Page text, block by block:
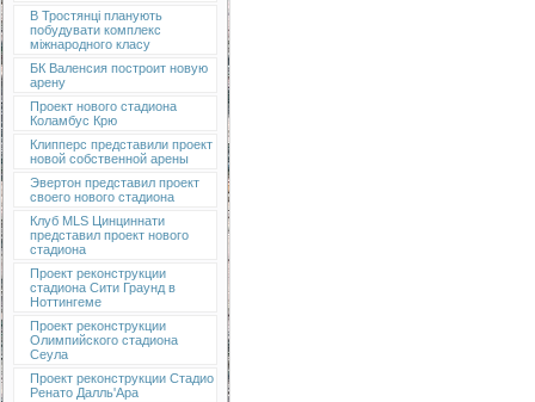
В Тростянці планують
побудувати комплекс
міжнародного класу
БК Валенсия построит новую
арену
Проект нового стадиона
Коламбус Крю
Клипперс представили проект
новой собственной арены
Эвертон представил проект
своего нового стадиона
Клуб MLS Цинциннати
представил проект нового
стадиона
Проект реконструкции
стадиона Сити Граунд в
Ноттингеме
Проект реконструкции
Олимпийского стадиона
Сеула
Проект реконструкции Стадио
Ренато Далль'Ара